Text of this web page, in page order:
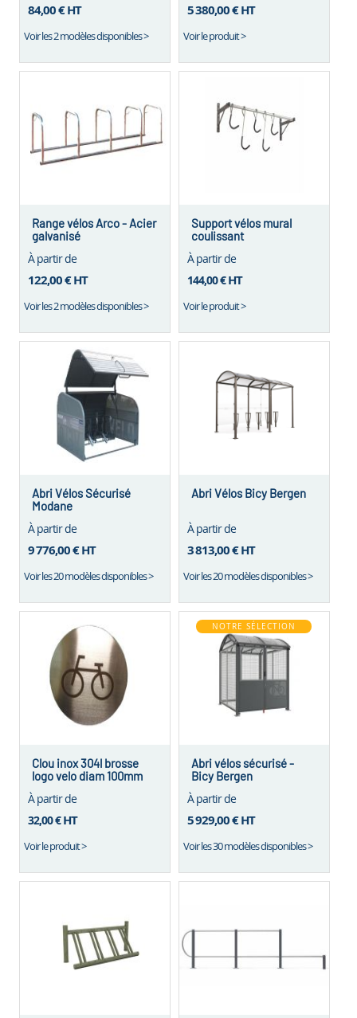
84,00 €HT
Voir les 2 modèles disponibles >
5 380,00 €HT
Voir le produit >
Range vélos Arco - Acier
galvanisé
À partir de
122,00 €HT
Voir les 2 modèles disponibles >
Support vélos mural
coulissant
À partir de
144,00 € HT
Voir le produit >
Abri Vélos Sécurisé
Modane
À partir de
9 776,00 €HT
Voir les 20 modèles disponibles >
Abri Vélos Bicy Bergen
À partir de
3 813,00 €HT
Voir les 20 modèles disponibles >
Clou inox 304l brosse
logo velo diam 100mm
À partir de
32,00 €HT
Voir le produit >
NOTRE SÉLECTION
Abri vélos sécurisé -
Bicy Bergen
À partir de
5 929,00 €HT
Voir les 30 modèles disponibles >